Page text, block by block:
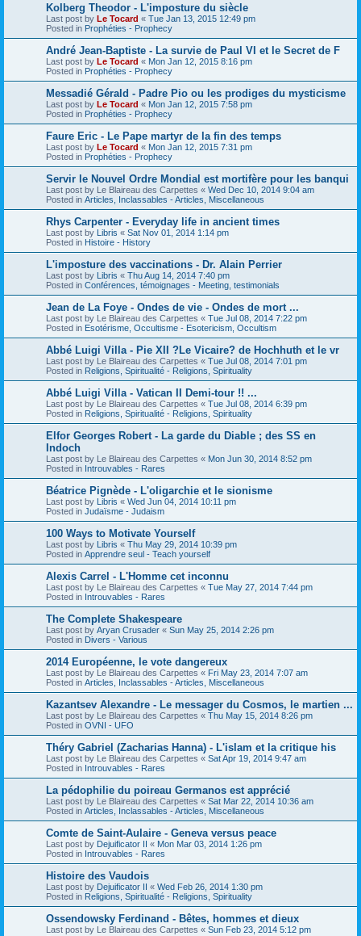
Kolberg Theodor - L'imposture du siècle
Last post by Le Tocard « Tue Jan 13, 2015 12:49 pm
Posted in Prophéties - Prophecy
André Jean-Baptiste - La survie de Paul VI et le Secret de F
Last post by Le Tocard « Mon Jan 12, 2015 8:16 pm
Posted in Prophéties - Prophecy
Messadié Gérald - Padre Pio ou les prodiges du mysticisme
Last post by Le Tocard « Mon Jan 12, 2015 7:58 pm
Posted in Prophéties - Prophecy
Faure Eric - Le Pape martyr de la fin des temps
Last post by Le Tocard « Mon Jan 12, 2015 7:31 pm
Posted in Prophéties - Prophecy
Servir le Nouvel Ordre Mondial est mortifère pour les banqui
Last post by Le Blaireau des Carpettes « Wed Dec 10, 2014 9:04 am
Posted in Articles, Inclassables - Articles, Miscellaneous
Rhys Carpenter - Everyday life in ancient times
Last post by Libris « Sat Nov 01, 2014 1:14 pm
Posted in Histoire - History
L'imposture des vaccinations - Dr. Alain Perrier
Last post by Libris « Thu Aug 14, 2014 7:40 pm
Posted in Conférences, témoignages - Meeting, testimonials
Jean de La Foye - Ondes de vie - Ondes de mort ...
Last post by Le Blaireau des Carpettes « Tue Jul 08, 2014 7:22 pm
Posted in Esotérisme, Occultisme - Esotericism, Occultism
Abbé Luigi Villa - Pie XII ?Le Vicaire? de Hochhuth et le vr
Last post by Le Blaireau des Carpettes « Tue Jul 08, 2014 7:01 pm
Posted in Religions, Spiritualité - Religions, Spirituality
Abbé Luigi Villa - Vatican II Demi-tour !! ...
Last post by Le Blaireau des Carpettes « Tue Jul 08, 2014 6:39 pm
Posted in Religions, Spiritualité - Religions, Spirituality
Elfor Georges Robert - La garde du Diable ; des SS en
Indoch
Last post by Le Blaireau des Carpettes « Mon Jun 30, 2014 8:52 pm
Posted in Introuvables - Rares
Béatrice Pignède - L'oligarchie et le sionisme
Last post by Libris « Wed Jun 04, 2014 10:11 pm
Posted in Judaïsme - Judaism
100 Ways to Motivate Yourself
Last post by Libris « Thu May 29, 2014 10:39 pm
Posted in Apprendre seul - Teach yourself
Alexis Carrel - L'Homme cet inconnu
Last post by Le Blaireau des Carpettes « Tue May 27, 2014 7:44 pm
Posted in Introuvables - Rares
The Complete Shakespeare
Last post by Aryan Crusader « Sun May 25, 2014 2:26 pm
Posted in Divers - Various
2014 Européenne, le vote dangereux
Last post by Le Blaireau des Carpettes « Fri May 23, 2014 7:07 am
Posted in Articles, Inclassables - Articles, Miscellaneous
Kazantsev Alexandre - Le messager du Cosmos, le martien ...
Last post by Le Blaireau des Carpettes « Thu May 15, 2014 8:26 pm
Posted in OVNI - UFO
Théry Gabriel (Zacharias Hanna) - L'islam et la critique his
Last post by Le Blaireau des Carpettes « Sat Apr 19, 2014 9:47 am
Posted in Introuvables - Rares
La pédophilie du poireau Germanos est apprécié
Last post by Le Blaireau des Carpettes « Sat Mar 22, 2014 10:36 am
Posted in Articles, Inclassables - Articles, Miscellaneous
Comte de Saint-Aulaire - Geneva versus peace
Last post by Dejuificator II « Mon Mar 03, 2014 1:26 pm
Posted in Introuvables - Rares
Histoire des Vaudois
Last post by Dejuificator II « Wed Feb 26, 2014 1:30 pm
Posted in Religions, Spiritualité - Religions, Spirituality
Ossendowsky Ferdinand - Bêtes, hommes et dieux
Last post by Le Blaireau des Carpettes « Sun Feb 23, 2014 5:12 pm